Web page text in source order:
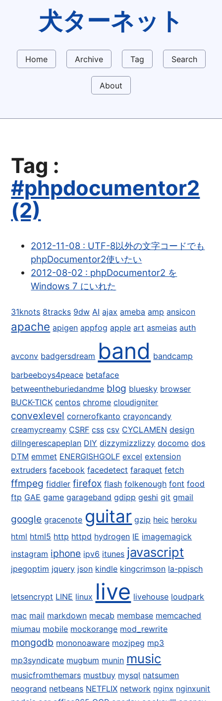
犬ターネット
Home Archive Tag Search
About
Tag :
#phpdocumentor2
(2)
2012-11-08 : UTF-8以外の文字コードでも
phpDocumentor2使いたい
2012-08-02 : phpDocumentor2 を
Windows 7 にいれた
31knots 8tracks 9dw AI ajax ameba amp ansicon
apache apigen appfog apple art asmeias auth
avconv badgersdream band bandcamp
barbeeboys4peace betaface
betweentheburiedandme blog bluesky browser
BUCK-TICK centos chrome cloudigniter
convexlevel cornerofkanto crayoncandy
creamycreamy CSRF css csv CYCLAMEN design
dillngerescapeplan DIY dizzymizzlizzy docomo dos
DTM emmet ENERGISHGOLF excel extension
extruders facebook facedetect faraquet fetch
ffmpeg fiddler firefox flash folkenough font food
ftp GAE game garageband gdipp geshi git gmail
google gracenote guitar gzip heic heroku
html html5 http httpd hydrogen IE imagemagick
instagram iphone ipv6 itunes javascript
jpegoptim jquery json kindle kingcrimson la-ppisch
letsencrypt LINE linux live livehouse loudpark
mac mail markdown mecab membase memcached
miumau mobile mockorange mod_rewrite
mongodb mononoaware mozjpeg mp3
mp3syndicate mugbum munin music
musicfromthemars mustbuy mysql natsumen
neogrand netbeans NETFLIX network nginx nginxunit